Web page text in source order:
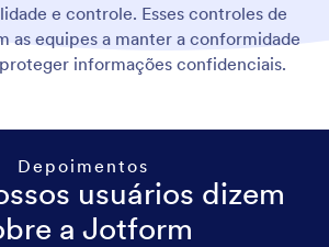
e controle. Esses controles de
as equipes a manter a conformidade
informações confidenciais.
Depoimentos
usuários dizem
a Jotform